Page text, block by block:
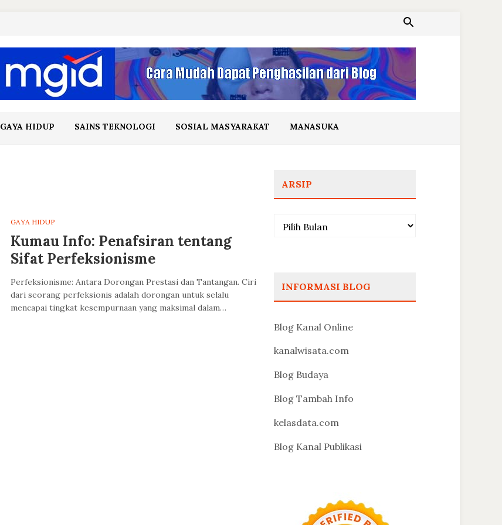
GAYA HIDUP SAINS TEKNOLOGI SOSIAL MASYARAKAT MANASUKA
GAYA HIDUP
Kumau Info: Penafsiran tentang
Sifat Perfeksionisme
Perfeksionisme: Antara Dorongan Prestasi dan Tantangan. Ciri
dari seorang perfeksionis adalah dorongan untuk selalu
mencapai tingkat kesempurnaan yang maksimal dalam…
ARSIP
Arsip
INFORMASI BLOG
Blog Kanal Online
kanalwisata.com
Blog Budaya
Blog Tambah Info
kelasdata.com
Blog Kanal Publikasi